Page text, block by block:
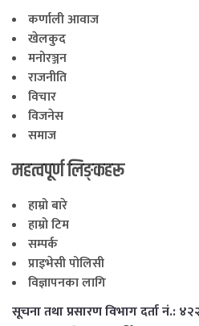
कर्णाली आवाज
खेलकुद
मनोरञ्जन
राजनीति
विचार
विजनेस
समाज
महत्वपूर्ण लिङ्कहरू
हाम्रो बारे
हाम्रो टिम
सम्पर्क
प्राइभेसी पोलिसी
विज्ञापनका लागि
सूचना तथा प्रसारण विभाग दर्ता नं.: